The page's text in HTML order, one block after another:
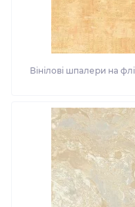
Вінілові шпалери на